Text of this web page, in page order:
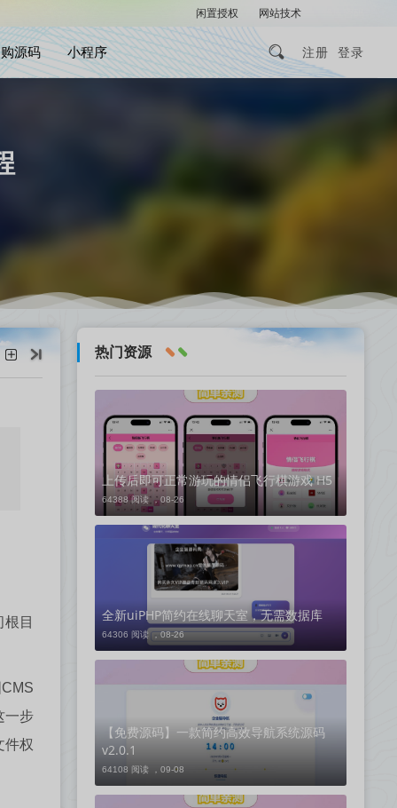
闲置授权 网站技术
源码 小程序 注册 登录
目
一步
件权
热门资源
上传后即可正常游玩的情侣飞行棋游戏 H5
64388 阅读 ，08-26
全新uiPHP简约在线聊天室，无需数据库
64306 阅读 ，08-26
【免费源码】一款简约高效导航系统源码
v2.0.1
64108 阅读 ， 09-08